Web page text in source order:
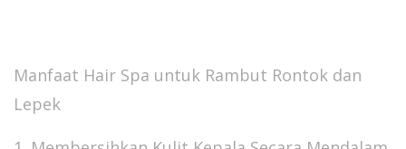
Manfaat Hair Spa untuk Rambut Rontok dan
Lepek